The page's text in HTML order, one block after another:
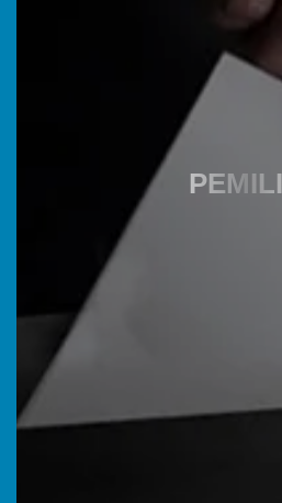
Ebilling pajak
Coretax
294.029.557,00